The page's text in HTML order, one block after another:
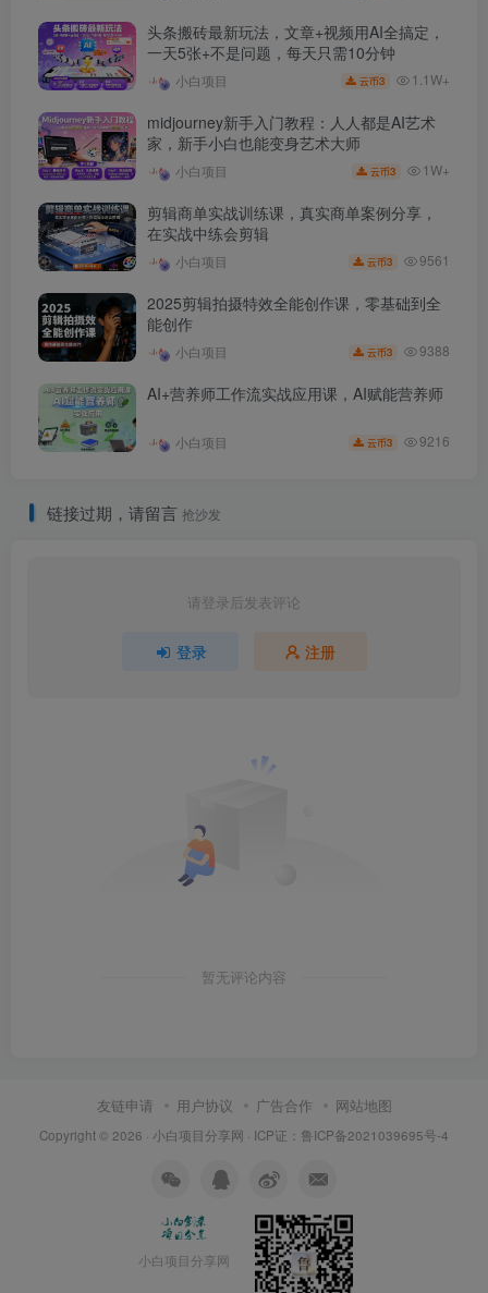
头条搬砖最新玩法，文章+视频用AI全搞定，
一天5张+不是问题，每天只需10分钟
小白项目 云币3 1.1W+
midjourney新手入门教程：人人都是AI艺术
家，新手小白也能变身艺术大师
小白项目 云币3 1W+
剪辑商单实战训练课，真实商单案例分享，
在实战中练会剪辑
小白项目 云币3 9561
2025剪辑拍摄特效全能创作课，零基础到全
能创作
小白项目 云币3 9388
AI+营养师工作流实战应用课，AI赋能营养师
小白项目 云币3 9216
链接过期，请留言 抢沙发
请登录后发表评论
登录 注册
暂无评论内容
友链申请 用户协议 广告合作 网站地图
Copyright © 2026 · 小白项目分享网 · ICP证： 鲁ICP备2021039695号-4
小白项目分享网